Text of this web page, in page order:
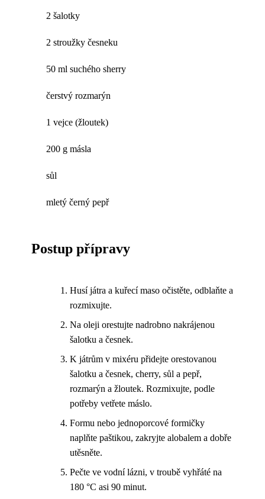
2 šalotky
2 stroužky česneku
50 ml suchého sherry
čerstvý rozmarýn
1 vejce (žloutek)
200 g másla
sůl
mletý černý pepř
Postup přípravy
Husí játra a kuřecí maso očistěte, odblaňte a
rozmixujte.
Na oleji orestujte nadrobno nakrájenou
šalotku a česnek.
K játrům v mixéru přidejte orestovanou
šalotku a česnek, cherry, sůl a pepř,
rozmarýn a žloutek. Rozmixujte, podle
potřeby vetřete máslo.
Formu nebo jednoporcové formičky
naplňte paštikou, zakryjte alobalem a dobře
utěsněte.
Pečte ve vodní lázni, v troubě vyhřáté na
180 °C asi 90 minut.